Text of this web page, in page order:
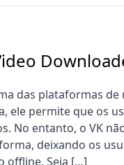
das plataformas
ele permite que os
No entanto, o VK
deixando os
offline. Seja […]